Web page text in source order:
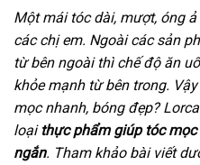
Một mái tóc dài, mượt, óng
các chị em. Ngoài các sản
từ bên ngoài thì chế độ ăn
khỏe mạnh từ bên trong.
mọc nhanh, bóng đẹp?
loại thực phẩm giúp tóc
ngắn. Tham khảo bài viết